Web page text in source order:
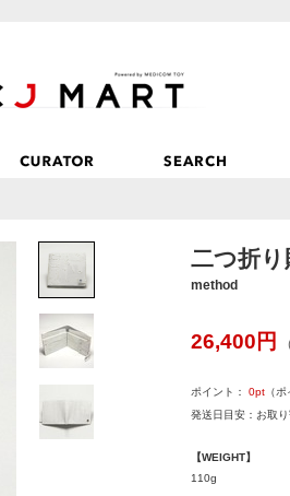
二つ折
method
26,400 円
ポイント： 0pt （
発送日目安：お取
【WEIGHT】
110g